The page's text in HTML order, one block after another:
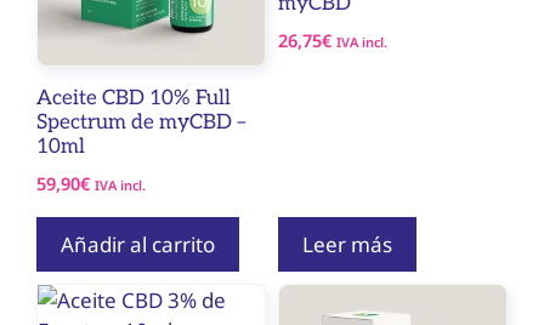
Aceite CBD 10% Full
Spectrum de myCBD –
10ml
59,90€ IVA incl.
Añadir al carrito
26,75€ IVA incl.
Leer más